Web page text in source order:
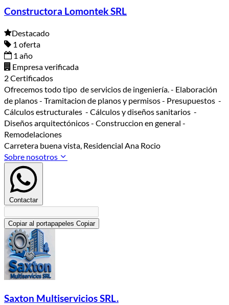
Constructora Lomontek SRL
Destacado
1 oferta
1 año
Empresa verificada
2 Certificados
Ofrecemos todo tipo de servicios de ingeniería. - Elaboración
de planos - Tramitacion de planos y permisos - Presupuestos -
Cálculos estructurales - Cálculos y diseños sanitarios -
Diseños arquitectónicos - Construccion en general -
Remodelaciones
Carretera buena vista, Residencial Ana Rocio
Sobre nosotros
Contactar
Copiar al portapapeles Copiar
Saxton Multiservicios SRL.